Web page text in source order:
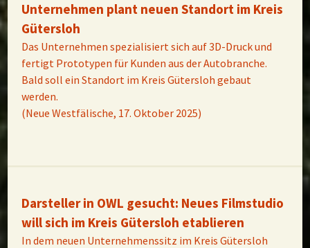
Unternehmen plant neuen Standort im Kreis
Gütersloh
Das Unternehmen spezialisiert sich auf 3D-Druck und
fertigt Prototypen für Kunden aus der Autobranche.
Bald soll ein Standort im Kreis Gütersloh gebaut
werden.
(Neue Westfälische, 17. Oktober 2025)
Darsteller in OWL gesucht: Neues Filmstudio
will sich im Kreis Gütersloh etablieren
In dem neuen Unternehmenssitz im Kreis Gütersloh